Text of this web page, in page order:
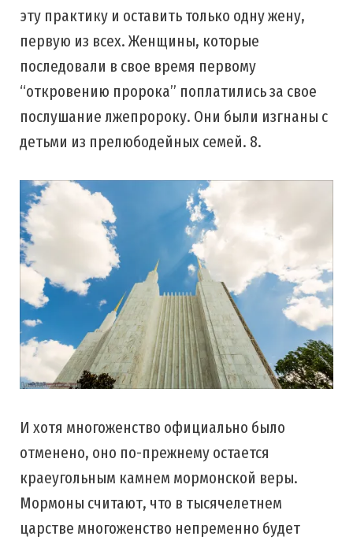
эту практику и оставить только одну жену,
первую из всех. Женщины, которые
последовали в свое время первому
“откровению пророка” поплатились за свое
послушание лжепророку. Они были изгнаны с
детьми из прелюбодейных семей. 8.
И хотя многоженство официально было
отменено, оно по-прежнему остается
краеугольным камнем мормонской веры.
Мормоны считают, что в тысячелетнем
царстве многоженство непременно будет